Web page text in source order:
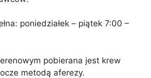
poniedziałek – piątek 7:00 –
pobierana jest krew
metodą aferezy.